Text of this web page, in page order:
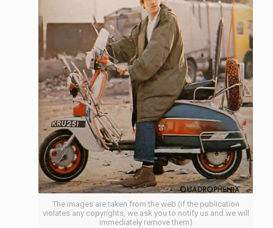
The images are taken from the web (if the publication
violates any copyrights, we ask you to notify us and we will
immediately remove them)